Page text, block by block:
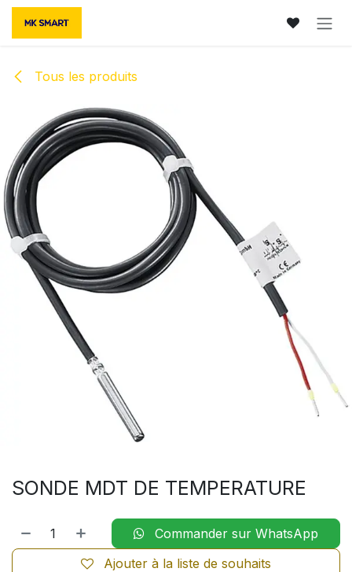
Se rendre au contenu
Tous les produits
SONDE MDT DE TEMPERATURE
Commander sur WhatsApp
Ajouter à la liste de souhaits